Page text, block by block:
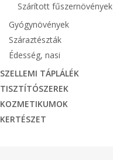
Szárított fűszernövények
Gyógynövények
Száraztészták
Édesség, nasi
SZELLEMI TÁPLÁLÉK
TISZTÍTÓSZEREK
KOZMETIKUMOK
KERTÉSZET